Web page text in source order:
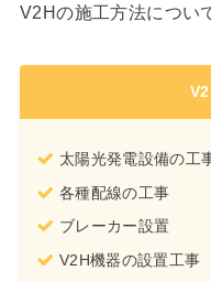
V2Hの施工方法につい
太陽光発電設備の工
各種配線の工事
ブレーカー設置
V2H機器の設置工事